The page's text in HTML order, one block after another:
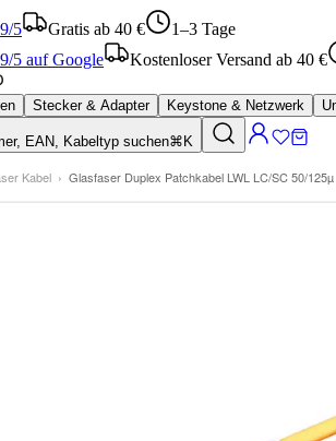
5 Gratis ab 40 €
1–3 Tage
5 auf Google Kostenloser Versand ab 40 €
Stecker & Adapter Keystone & Netzwerk
EAN, Kabeltyp suchen⌘K
Kabel › Glasfaser Duplex Patchkabel LWL LC/SC 50/